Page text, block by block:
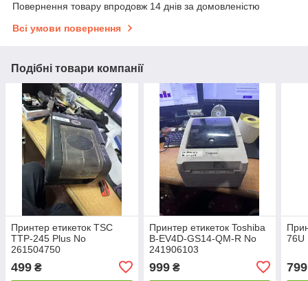
Повернення товару впродовж 14 днів за домовленістю
Всі умови повернення
Подібні товари компанії
Принтер етикеток TSC
TTP-245 Plus No
261504750
499 ₴
Принтер етикеток Toshiba
B-EV4D-GS14-QM-R No
241906103
999₴
76U
799